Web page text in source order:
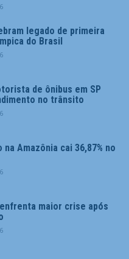
legado de primeira
do Brasil
de ônibus em SP
no trânsito
na Amazônia cai 36,87% no
maior crise após